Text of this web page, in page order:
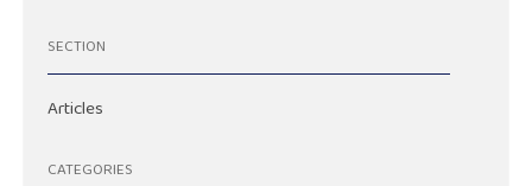
SECTION
Articles
CATEGORIES